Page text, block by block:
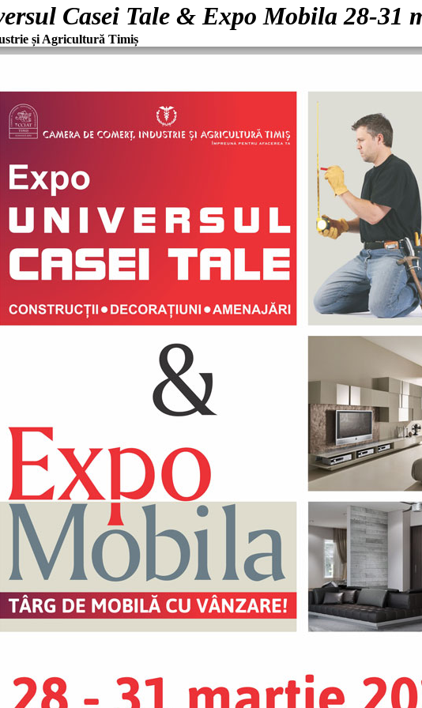
Casei Tale & Expo Mobila 28-31
și Agricultură Timiș